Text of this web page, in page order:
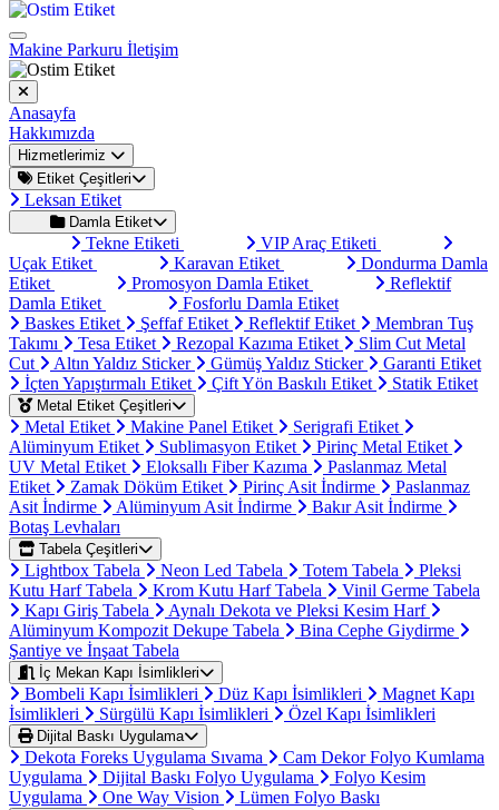
Makine Parkuru İletişim
Anasayfa
Hakkımızda
Hizmetlerimiz
Etiket Çeşitleri
Leksan Etiket
Damla Etiket
Tekne Etiketi
VIP Araç Etiketi
Uçak Etiket
Karavan Etiket
Dondurma Damla
Etiket
Promosyon Damla Etiket
Reflektif
Damla Etiket
Fosforlu Damla Etiket
Baskes Etiket
Şeffaf Etiket Reflektif Etiket
Membran Tuş
Takımı
Tesa Etiket Rezopal Kazıma Etiket
Slim Cut Metal
Cut
Altın Yaldız Sticker Gümüş Yaldız Sticker
Garanti Etiket
İçten Yapıştırmalı Etiket
Çift Yön Baskılı Etiket Statik Etiket
Metal Etiket Çeşitleri
Metal Etiket Makine Panel Etiket
Serigrafi Etiket
Alüminyum Etiket
Sublimasyon Etiket
Pirinç Metal Etiket
UV Metal Etiket
Eloksallı Fiber Kazıma
Paslanmaz Metal
Etiket
Zamak Döküm Etiket Pirinç Asit İndirme
Paslanmaz
Asit İndirme
Alüminyum Asit İndirme
Bakır Asit İndirme
Botaş Levhaları
Tabela Çeşitleri
Lightbox Tabela Neon Led Tabela Totem Tabela
Pleksi
Kutu Harf Tabela
Krom Kutu Harf Tabela
Vinil Germe Tabela
Kapı Giriş Tabela
Aynalı Dekota ve Pleksi Kesim Harf
Alüminyum Kompozit Dekupe Tabela
Bina Cephe Giydirme
Şantiye ve İnşaat Tabela
İç Mekan Kapı İsimlikleri
Bombeli Kapı İsimlikleri Düz Kapı İsimlikleri
Magnet Kapı
İsimlikleri
Sürgülü Kapı İsimlikleri Özel Kapı İsimlikleri
Dijital Baskı Uygulama
Dekota Foreks Uygulama Sıvama
Cam Dekor Folyo Kumlama
Uygulama
Dijital Baskı Folyo Uygulama
Folyo Kesim
Uygulama
One Way Vision Lümen Folyo Baskı